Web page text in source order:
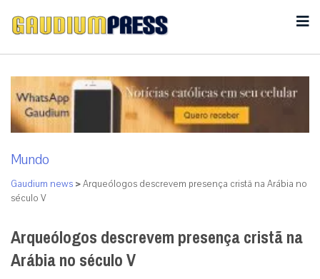
Mundo
Gaudium news >Arqueólogos descrevem presença cristã na Arábia no
século V
Arqueólogos descrevem presença cristã na
Arábia no século V